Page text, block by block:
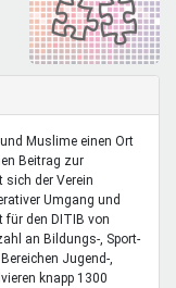
Muslime einen Ort
Beitrag zur
sich der Verein
Umgang und
den DITIB von
an Bildungs-, Sport-
Jugend-,
knapp 1300